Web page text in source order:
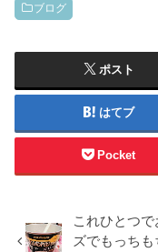
ブログ
ポスト
はてブ
Pocket
これひとつ
ズでもっち